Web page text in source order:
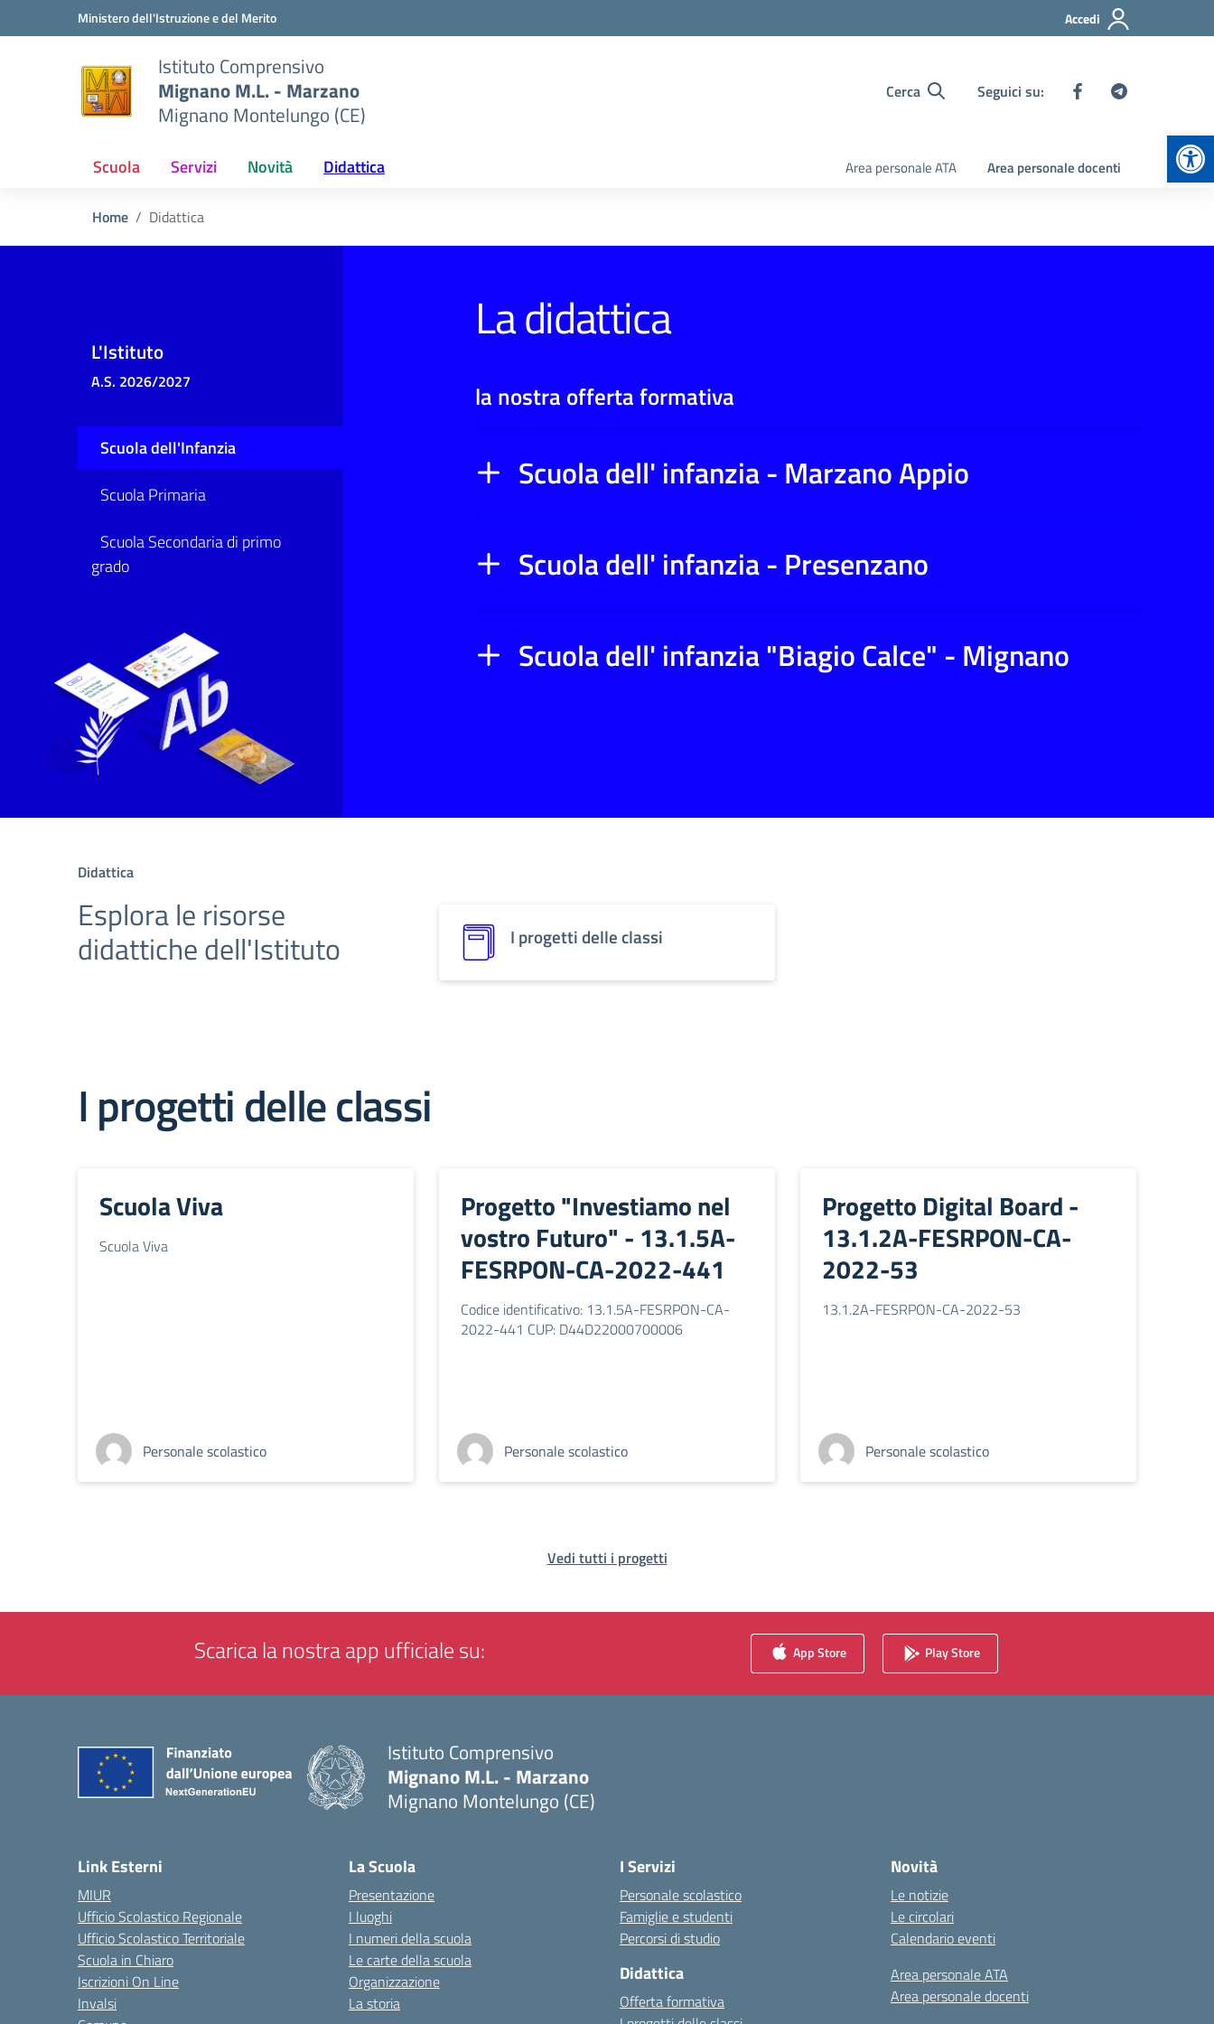
Vai ai contenuti
Vai al menu di navigazioneMinistero dell'Istruzione e del Merito Accedi
Istituto Comprensivo
Mignano M.L. - Marzano
Mignano Montelungo (CE)
Cerca Seguici su:
Scuola Servizi Novità Didattica Area personale ATA Area personale docenti
Home Didattica
La didattica
la nostra offerta formativa
L'Istituto
A.S. 2026/2027
Scuola dell'Infanzia
Scuola Primaria
Scuola Secondaria di primo
grado
Scuola dell' infanzia - Marzano Appio
Scuola dell' infanzia - Presenzano
Scuola dell' infanzia "Biagio Calce" - Mignano
Didattica
Esplora le risorse
didattiche dell'Istituto I progetti delle classi
I progetti delle classi
Scuola Viva
Scuola Viva
Personale scolastico
Progetto "Investiamo nel
vostro Futuro" - 13.1.5A-
FESRPON-CA-2022-441
Codice identificativo: 13.1.5A-FESRPON-CA-
2022-441 CUP: D44D22000700006
Personale scolastico
Progetto Digital Board -
13.1.2A-FESRPON-CA-
2022-53
13.1.2A-FESRPON-CA-2022-53
Personale scolastico
Vedi tutti i progetti
Scarica la nostra app ufficiale su: App Store Play Store
Istituto Comprensivo
Mignano M.L. - Marzano
Mignano Montelungo (CE)
Link Esterni
MIUR
Ufficio Scolastico Regionale
Ufficio Scolastico Territoriale
Scuola in Chiaro
Iscrizioni On Line
Invalsi
La Scuola
Presentazione
I luoghi
I numeri della scuola
Le carte della scuola
Organizzazione
La storia
I Servizi
Personale scolastico
Famiglie e studenti
Percorsi di studio
Didattica
Offerta formativa
Novità
Le notizie
Le circolari
Calendario eventi
Area personale ATA
Area personale docenti